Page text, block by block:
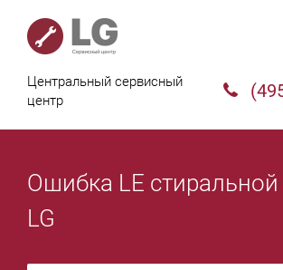
Центральный сервисный
центр
Ошибка LE
LG